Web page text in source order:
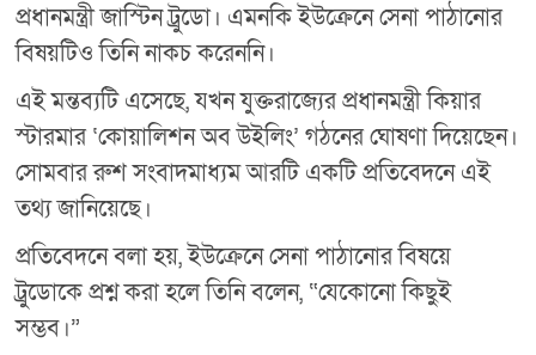
প্রধানমন্ত্রী জাস্টিন ট্রুডো। এমনকি ইউক্রেনে সেনা পাঠানোর
বিষয়টিও তিনি নাকচ করেননি।
এই মন্তব্যটি এসেছে, যখন যুক্তরাজ্যের প্রধানমন্ত্রী কিয়ার
স্টারমার ‘কোয়ালিশন অব উইলিং’ গঠনের ঘোষণা দিয়েছেন।
সোমবার রুশ সংবাদমাধ্যম আরটি একটি প্রতিবেদনে এই
তথ্য জানিয়েছে।
প্রতিবেদনে বলা হয়, ইউক্রেনে সেনা পাঠানোর বিষয়ে
ট্রুডোকে প্রশ্ন করা হলে তিনি বলেন, “যেকোনো কিছুই
সম্ভব।”